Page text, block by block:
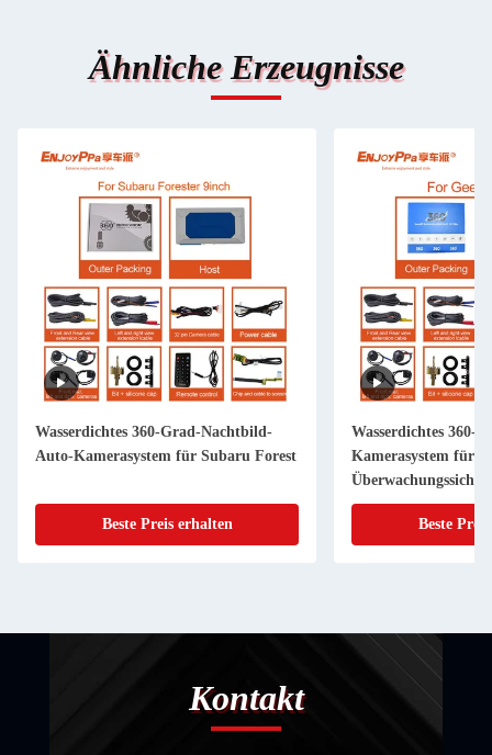
Ähnliche Erzeugnisse
Wasserdichtes 360-Grad-Nachtbild-
Auto-Kamerasystem für Subaru Forest
Beste Preis erhalten
Wasserdichtes 360-
Kamerasystem für
Beste
Kontakt